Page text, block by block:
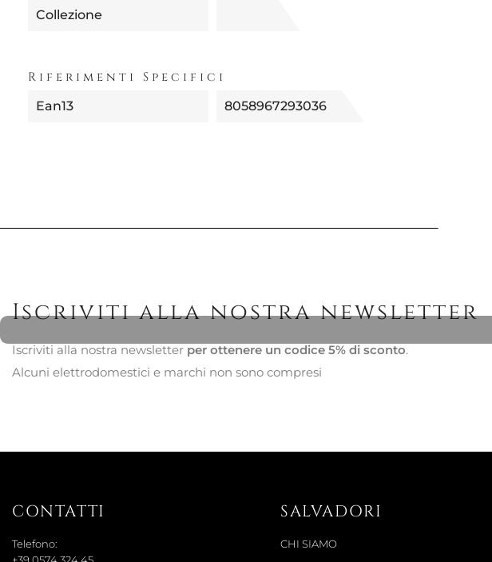
Collezione
Riferimenti Specifici
Ean13 8058967293036
Iscriviti alla nostra newsletter
Iscriviti alla nostra newsletter per ottenere un codice 5% di sconto.
Alcuni elettrodomestici e marchi non sono compresi
CONTATTI
Telefono:
SALVADORI
CHI SIAMO